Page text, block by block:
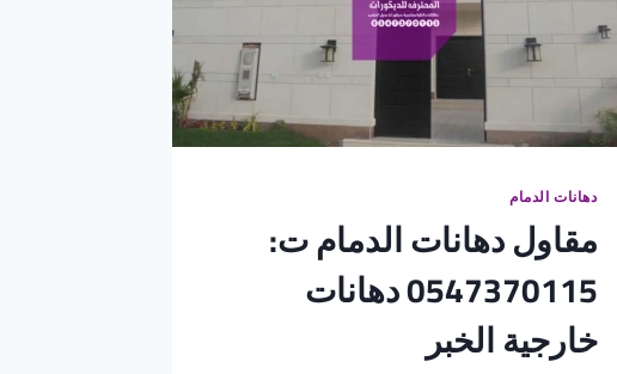
دهانات الدمام
مقاول دهانات الدمام ت:
0547370115 دهانات
خارجية الخبر